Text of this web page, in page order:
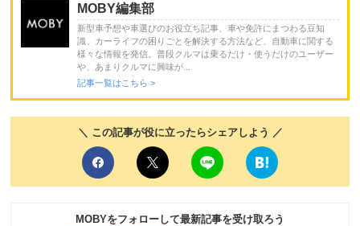
MOBY編集部
新型車予想や車選びのお役立ち記事、車や免許にまつわる豆知
識、カーライフの困りごとを解決する方法など、自動車に関する
様々な情報を発信。普段クルマは乗るだけ・使うだけのユーザー
や、あまりクルマに興味が...
記事一覧はこちら >
＼ この記事が役に立ったらシェアしよう ／
MOBYをフォローして最新記事を受け取ろう